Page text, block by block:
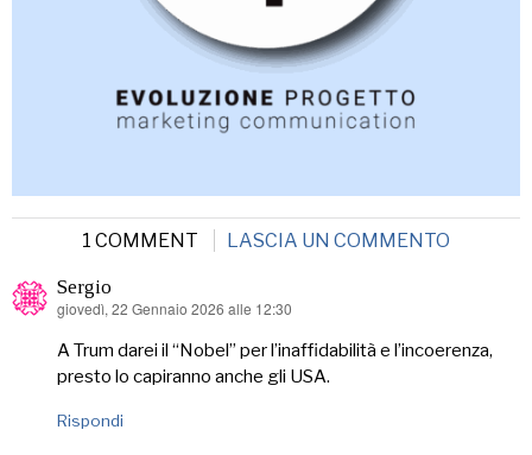
1 COMMENT LASCIA UN COMMENTO
Sergio
ha
giovedì, 22 Gennaio 2026 alle 12:30
A Trum darei il “Nobel” per l’inaffidabilità e l’incoerenza,
presto lo capiranno anche gli USA.
Rispondi